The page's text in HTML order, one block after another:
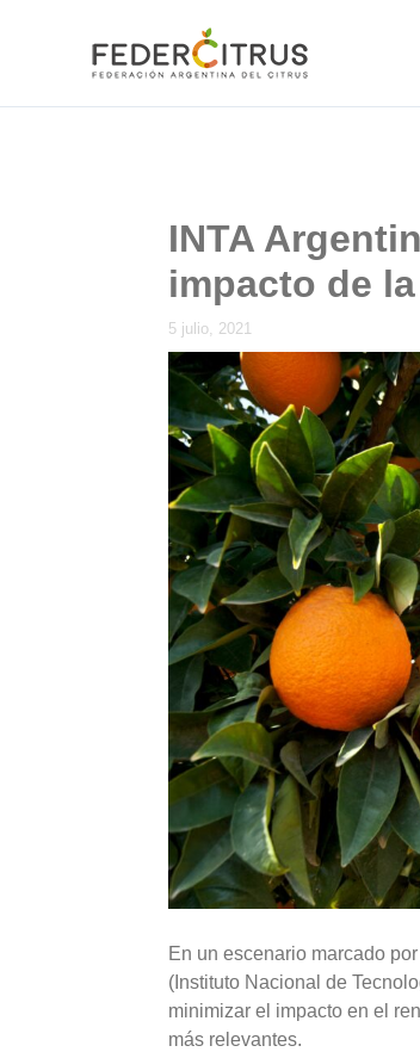
INTA
impacto de
5 julio, 2021
En un escenario marcado
(Instituto Nacional de
minimizar el impacto en el
más relevantes.